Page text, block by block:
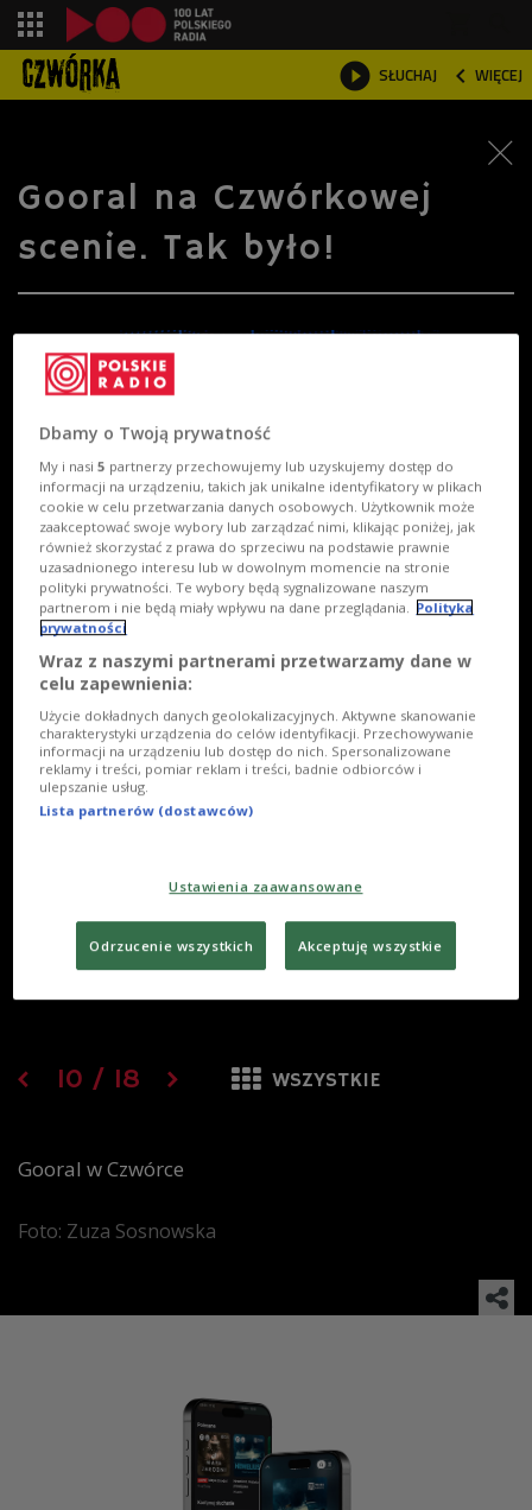
 SŁUCHAJ  WIĘCEJ

Gooral na Czwórkowej
scenie. Tak było!
10 / 18 WSZYSTKIE
Gooral w Czwórce
Foto: Zuza Sosnowska
Dbamy o Twoją prywatność
My i nasi5 partnerzy przechowujemy lub uzyskujemy dostęp do
informacji na urządzeniu, takich jak unikalne identyfikatory w plikach
cookie w celu przetwarzania danych osobowych. Użytkownik może
zaakceptować swoje wybory lub zarządzać nimi, klikając poniżej, jak
również skorzystać z prawa do sprzeciwu na podstawie prawnie
uzasadnionego interesu lub w dowolnym momencie na stronie
polityki prywatności. Te wybory będą sygnalizowane naszym
partnerom i nie będą miały wpływu na dane przeglądania. Polityka
prywatności
Wraz z naszymi partnerami przetwarzamy dane w
celu zapewnienia:
Użycie dokładnych danych geolokalizacyjnych. Aktywne skanowanie
charakterystyki urządzenia do celów identyfikacji. Przechowywanie
informacji na urządzeniu lub dostęp do nich. Spersonalizowane
reklamy i treści, pomiar reklam i treści, badnie odbiorców i
ulepszanie usług.
Lista partnerów (dostawców)
Ustawienia zaawansowane
Odrzucenie wszystkich Akceptuję wszystkie